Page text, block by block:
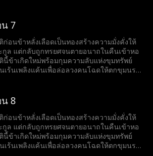
มทรมานที่ข้าเคยได้รับ พวกมันต้องชดใช้คืนให้
7
ก่อนข้าหลั่งเลือดเป็นทองสร้างความมั่งคั่งให้
กูล แต่กลับถูกทรยศจนตายอนาถในคืนเข้าหอ
นี้ข้าเกิดใหม่พร้อมกุมความลับแห่งขุมทรัพย์
เร้นเพลิงแค้นเพื่อล่อลวงคนโฉดให้ตกขุมนรก
มทรมานที่ข้าเคยได้รับ พวกมันต้องชดใช้คืนให้
8
ก่อนข้าหลั่งเลือดเป็นทองสร้างความมั่งคั่งให้
กูล แต่กลับถูกทรยศจนตายอนาถในคืนเข้าหอ
นี้ข้าเกิดใหม่พร้อมกุมความลับแห่งขุมทรัพย์
เร้นเพลิงแค้นเพื่อล่อลวงคนโฉดให้ตกขุมนรก